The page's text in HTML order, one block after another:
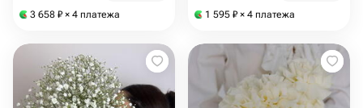
3 658 ₽ × 4 платежа 1 595 ₽ × 4 платежа